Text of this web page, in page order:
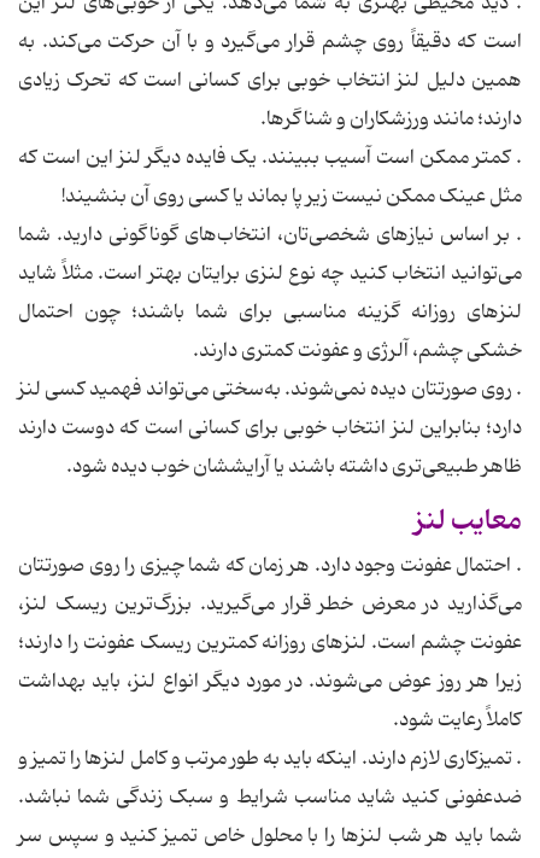
است که دقیقاً روی چشم قرار می‌گیرد و با آن حرکت می‌کند. به
همین دلیل لنز انتخاب خوبی برای کسانی است که تحرک زیادی
دارند؛ مانند ورزشکاران و شناگرها.
. کمتر ممکن است آسیب ببینند. یک فایده دیگر لنز این است که
مثل عینک ممکن نیست زیر پا بماند یا کسی روی آن بنشیند!
. بر اساس نیازهای شخصی‌تان، انتخاب‌های گوناگونی دارید. شما
می‌توانید انتخاب کنید چه نوع لنزی برایتان بهتر است. مثلاً شاید
لنزهای روزانه گزینه مناسبی برای شما باشند؛ چون احتمال
خشکی چشم، آلرژی و عفونت کمتری دارند.
. روی صورتتان دیده نمی‌شوند. به‌سختی می‌تواند فهمید کسی لنز
دارد؛ بنابراین لنز انتخاب خوبی برای کسانی است که دوست دارند
ظاهر طبیعی‌تری داشته باشند یا آرایششان خوب دیده شود.
معایب لنز
. احتمال عفونت وجود دارد. هر زمان که شما چیزی را روی صورتتان
می‌گذارید در معرض خطر قرار می‌گیرید. بزرگ‌ترین ریسک لنز،
عفونت چشم است. لنزهای روزانه کمترین ریسک عفونت را دارند؛
زیرا هر روز عوض می‌شوند. در مورد دیگر انواع لنز، باید بهداشت
کاملاً رعایت شود.
. تمیزکاری لازم دارند. اینکه باید به طور مرتب و کامل لنزها را تمیز و
ضدعفونی کنید شاید مناسب شرایط و سبک زندگی شما نباشد.
شما باید هر شب لنزها را با محلول خاص تمیز کنید و سپس سر